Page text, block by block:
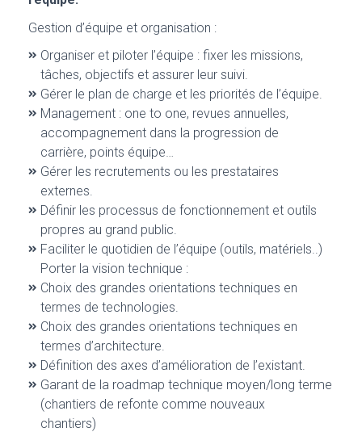
Gestion d’équipe et organisation :
Organiser et piloter l’équipe : fixer les missions,
tâches, objectifs et assurer leur suivi.
Gérer le plan de charge et les priorités de l’équipe.
Management : one to one, revues annuelles,
accompagnement dans la progression de
carrière, points équipe…
Gérer les recrutements ou les prestataires
externes.
Définir les processus de fonctionnement et outils
propres au grand public.
Faciliter le quotidien de l’équipe (outils, matériels..)
Porter la vision technique :
Choix des grandes orientations techniques en
termes de technologies.
Choix des grandes orientations techniques en
termes d’architecture.
Définition des axes d’amélioration de l’existant.
Garant de la roadmap technique moyen/long terme
(chantiers de refonte comme nouveaux
chantiers)